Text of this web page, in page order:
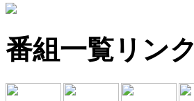
番組一覧リンク